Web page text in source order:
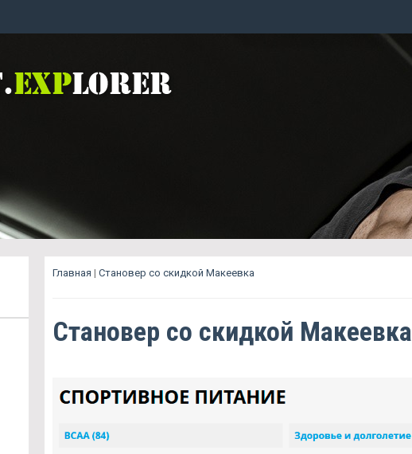
Главная | Становер со скидкой Макеевка
Становер со скидкой Макеевка